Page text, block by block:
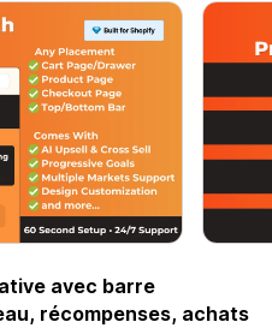
avec barre
récompenses, achats